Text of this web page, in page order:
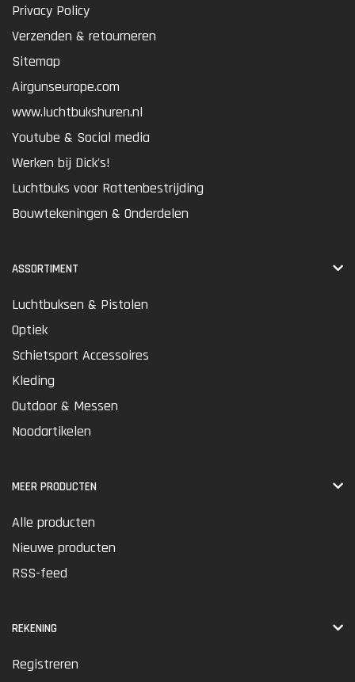
Privacy Policy
Verzenden & retourneren
Sitemap
Airgunseurope.com
www.luchtbukshuren.nl
Youtube & Social media
Werken bij Dick's!
Luchtbuks voor Rattenbestrijding
Bouwtekeningen & Onderdelen
ASSORTIMENT
Luchtbuksen & Pistolen
Optiek
Schietsport Accessoires
Kleding
Outdoor & Messen
Noodartikelen
MEER PRODUCTEN
Alle producten
Nieuwe producten
RSS-feed
REKENING
Registreren